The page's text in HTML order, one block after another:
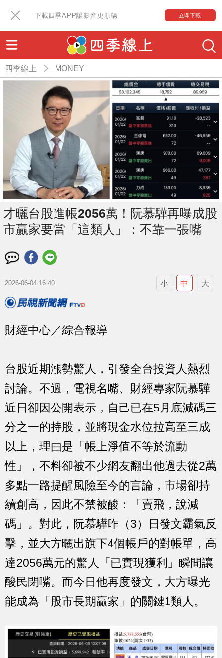
下載四季APP讓影音更順暢 立即下載
四季線上 MONEY
才曬台股進帳2056萬！阮慕驊再曝成股
市贏家要當「這類人」：不靠一張嘴
2026-06-04 16:40 小 中 大
財經中心／綜合報導
台股近期漲勢驚人，引發全台投資人熱烈
討論。不過，電視名嘴、財經專家阮慕驊
近日卻因公開表示，自己已在5月底減碼三
分之一的持股，並將現金水位拉高至三成
以上，理由是「帳上淨值不等於流動
性」，不料卻被不少網友翻出他過去從2萬
多點一路提醒風險至今的言論，市場卻持
續創高，因此不禁被酸：「賣飛，說減
碼」。對此，阮慕驊昨（3）日發文霸氣反
擊，並大方曬出旗下4個帳戶的對帳單，高
達2056萬元的驚人「已實現獲利」瞬間讓
酸民閉嘴。而今日他再度發文，大方曝光
能成為「股市長期贏家」的關鍵1類人。